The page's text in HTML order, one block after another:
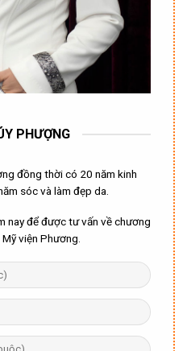
PHƯỢNG
đồng thời có 20 năm kinh
sóc và làm đẹp da.
nay để được tư vấn về chương
viện Phương.